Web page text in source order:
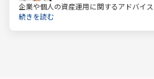
企業や個人の資産運用に関するアドバイ
計を提案するファイナンシャルプランナー
続きを読む